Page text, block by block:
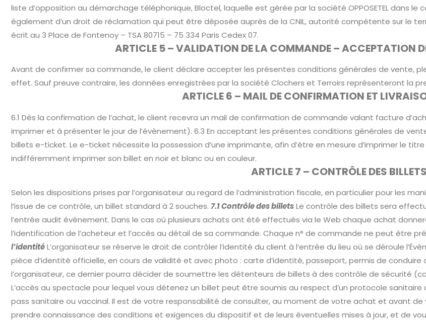
liste d’opposition au démarchage téléphonique, Bloctel, laquelle est gérée par la société OPPOSETEL dans le
également d’un droit de réclamation qui peut être déposée auprès de la CNIL, autorité compétente sur le
écrit au 3 Place de Fontenoy – TSA 80715 – 75 334 Paris Cedex 07.
ARTICLE 5 – VALIDATION DE LA COMMANDE – ACCEPTATION
Avant de confirmer sa commande, le client déclare accepter les présentes conditions générales de vente,
effet. Sauf preuve contraire, les données enregistrées par la société Clochers et Terroirs représenteront la
ARTICLE 6 – MAIL DE CONFIRMATION ET
6.1 Dès la confirmation de l’achat, le client recevra un mail de confirmation de commande valant facture
imprimer et à présenter le jour de l’évènement). 6.3 En acceptant les présentes conditions générales de
billets e-ticket. Le e-ticket nécessite la possession d’une imprimante, afin d’être en mesure d’imprimer le
indifféremment imprimer son billet en noir et blanc ou en couleur.
ARTICLE 7 – CONTRÔLE DES BILLETS
Selon les dispositions prises par l’organisateur au regard de l’administration fiscale, en particulier pour les
l’issue de ce contrôle, un billet standard à 2 souches. 7.1 Contrôle des billetsLe contrôle des billets sera
l’entrée audit événement. Dans le cas où plusieurs achats ont été effectués via le Web chaque achat
l’identification de l’acheteur et l’accès au détail de sa commande. Chaque n° de commande ne peut être
l’identitéL’organisateur se réserve le droit de contrôler l’identité du client à l’entrée du lieu où se déroule
pièce d’identité officielle, en cours de validité et avec photo : carte d’identité, passeport, permis de conduire
l’organisateur, ce dernier pourra décider de soumettre les détenteurs de billets à des contrôle de sécurité
L’accès au spectacle pour lequel vous détenez un billet peut être soumis au respect d’un protocole
pass sanitaire ou vaccinal. Il est de votre responsabilité de consulter, au moment de votre achat et avant
prendre connaissance des conditions et exigences du dispositif et de leurs éventuelles mises à jour, et de